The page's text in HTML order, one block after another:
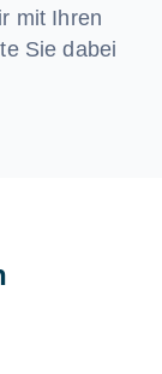
mit Ihren
Sie dabei